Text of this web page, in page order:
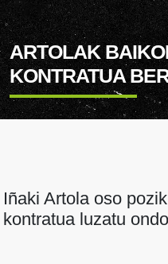
ARTOLAK
KONTRATUA
Iñaki Artola oso
kontratua luzatu